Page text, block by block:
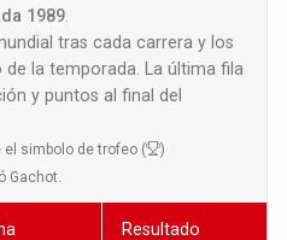
1989
tras cada carrera y los
la temporada. La última fila
y puntos al final del
el simbolo de trofeo (
)
Gachot.
Resultado